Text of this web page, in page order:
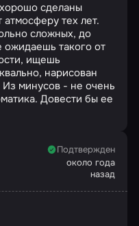
сделаны
тех лет.
сложных, до
ожидаешь такого от
ищешь
нарисован
Из минусов - не очень
Довести бы ее
Подтвержден
около года
назад